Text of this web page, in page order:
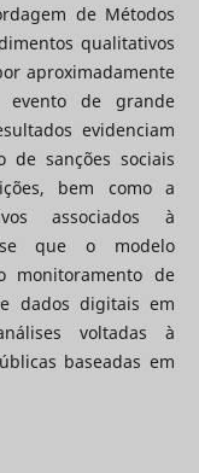
de Métodos
qualitativos
aproximadamente
evento de grande
evidenciam
de sanções sociais
bem como a
associados à
se que o modelo
monitoramento de
dados digitais em
voltadas à
baseadas em